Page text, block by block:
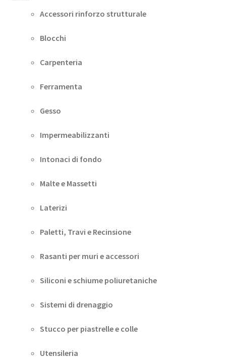
Accessori rinforzo strutturale
Blocchi
Carpenteria
Ferramenta
Gesso
Impermeabilizzanti
Intonaci di fondo
Malte e Massetti
Laterizi
Paletti, Travi e Recinsione
Rasanti per muri e accessori
Siliconi e schiume poliuretaniche
Sistemi di drenaggio
Stucco per piastrelle e colle
Utensileria